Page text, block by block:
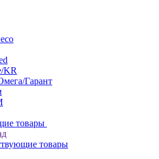
KR
Гарант
товары
товары